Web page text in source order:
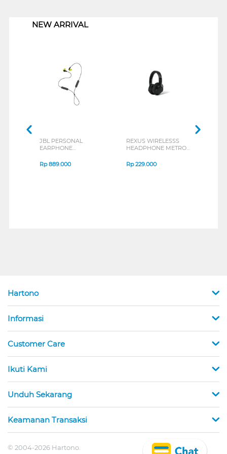
NEW ARRIVAL
JBL PERSONAL
EARPHONE
SERIES
Rp889.000
REXUS WIRELESSS
HEADPHONE METRO
Rp229.000
Hartono
Informasi
Customer Care
Ikuti Kami
Unduh Sekarang
Keamanan Transaksi
© 2004-2026 Hartono.